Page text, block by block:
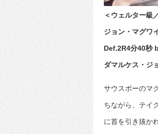
＜ウェルター級
ジョン・マグワ
Def.2R4分40秒
ダマルケス・ジ
サウスポーのマ
ちながら、テイ
に首を引き抜か